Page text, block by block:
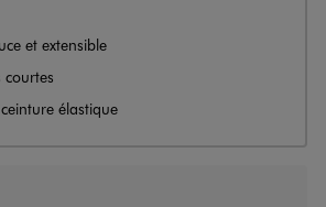
et extensible
courtes
élastique